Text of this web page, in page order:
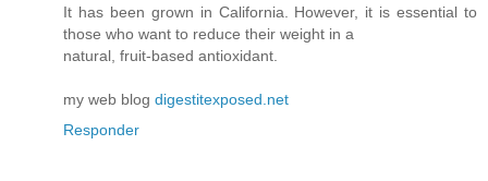
It has been grown in California. However, it is essential to
those who want to reduce their weight in a
natural, fruit-based antioxidant.
my web blog digestitexposed.net
Responder